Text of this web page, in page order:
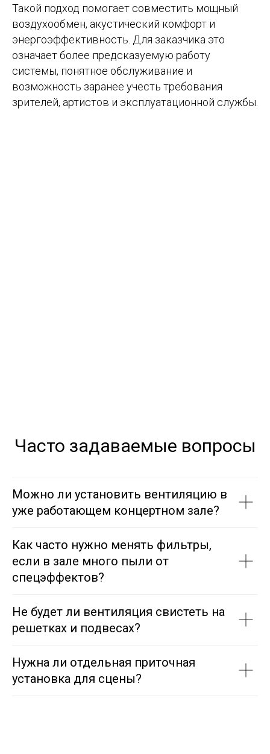
Такой подход помогает совместить мощный
воздухообмен, акустический комфорт и
энергоэффективность. Для заказчика это
означает более предсказуемую работу
системы, понятное обслуживание и
возможность заранее учесть требования
зрителей, артистов и эксплуатационной службы.
Часто задаваемые вопросы
Можно ли установить вентиляцию в
уже работающем концертном зале?
Как часто нужно менять фильтры,
если в зале много пыли от
спецэффектов?
Не будет ли вентиляция свистеть на
решетках и подвесах?
Нужна ли отдельная приточная
установка для сцены?